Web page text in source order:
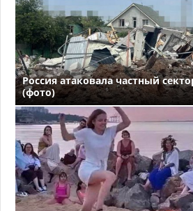
Россия атаковала частный
(фото)